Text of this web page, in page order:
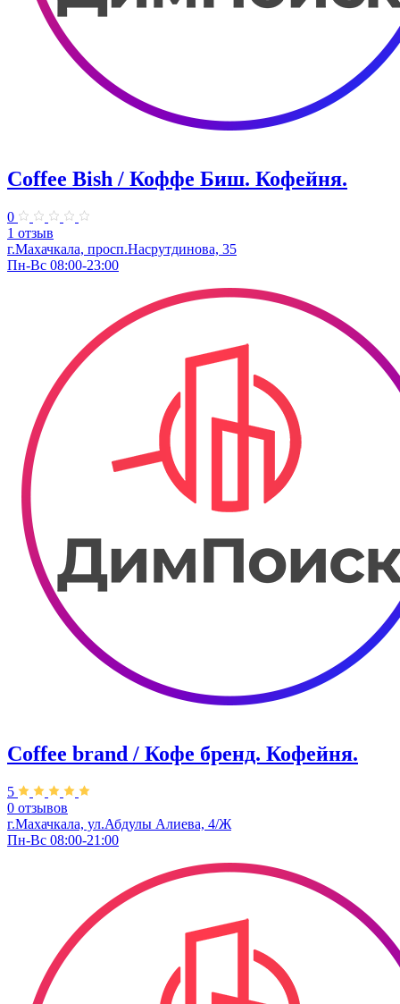
Coffee Bish / Коффе Биш. Кофейня.
0
1 отзыв
г.Махачкала, просп.Насрутдинова, 35
Пн-Вс 08:00-23:00
Coffee brand / Кофе бренд. Кофейня.
5
0 отзывов
г.Махачкала, ​ул.Абдулы Алиева, 4/Ж
Пн-Вс 08:00-21:00